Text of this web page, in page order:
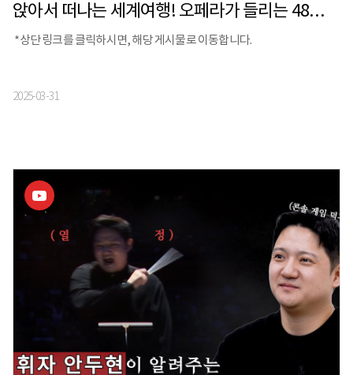
앉아서 떠나는 세계여행! 오페라가 들리는 48시간 이탈리아 여행
*상단 링크를 클릭하시면, 해당 게시물로 이동합니다.
2025-03-31